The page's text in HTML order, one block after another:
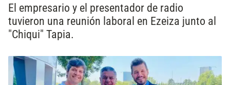
El empresario y el presentador de radio
tuvieron una reunión laboral en Ezeiza junto al
"Chiqui" Tapia.